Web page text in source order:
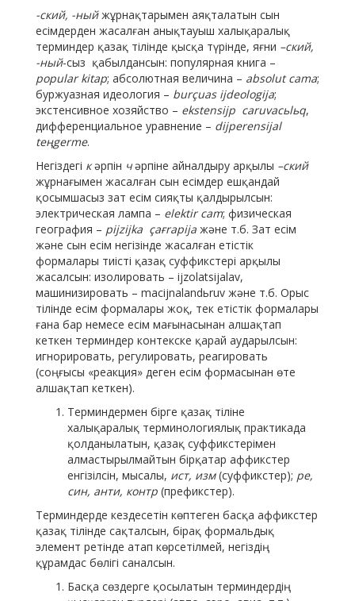
-ский, -ныйжұрнақтарымен аяқталатын сын
есімдерден жасалған анықтауыш халықаралық
терминдер қазақ тілінде қысқа түрінде, яғни –ский,
-ный-сыз қабылдансын: популярная книга –
popular kitap; абсолютная величина – absolut cama;
буржуазная идеология – burçuas ijdeologija;
экстенсивное хозяйство – ekstensijp caruvacьlьq,
дифференциальное уравнение – dijperensijal
teңgerme.
Негіздегі кәрпін чәрпіне айналдыру арқылы –ский
жұрнағымен жасалған сын есімдер ешқандай
қосымшасыз зат есім сияқты қалдырылсын:
электрическая лампа – elektir cam; физическая
география – pijzijka çaғrapija және т.б. Зат есім
және сын есім негізінде жасалған етістік
формалары тиісті қазақ суффикстері арқылы
жасалсын: изолировать – ijzolatsijalav,
машинизировать – macijnalandьruv және т.б. Орыс
тілінде есім формалары жоқ, тек етістік формалары
ғана бар немесе есім мағынасынан алшақтап
кеткен терминдер контекске қарай аударылсын:
игнорировать, регулировать, реагировать
(соңғысы «реакция» деген есім формасынан өте
алшақтап кеткен).
Терминдермен бірге қазақ тіліне
халықаралық терминологиялық практикада
қолданылатын, қазақ суффикстерімен
алмастырылмайтын бірқатар аффикстер
енгізілсін, мысалы, ист, изм(суффикстер); ре,
син, анти, контр (префикстер).
Терминдерде кездесетін көптеген басқа аффикстер
қазақ тілінде сақталсын, бірақ формальдық
элемент ретінде атап көрсетілмей, негіздің
құрамдас бөлігі саналсын.
Басқа сөздерге қосылатын терминдердің